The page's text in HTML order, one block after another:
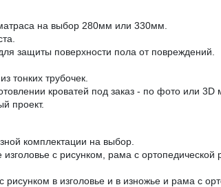
на выбор 280мм или 330мм.
защиты поверхности пола от повреждений.
тонких трубочек.
кроватей под заказ - по фото или
проект.
комплектации на выбор.
изголовье с рисунком, рама с
рисунком в изголовье и в изножье и рама с